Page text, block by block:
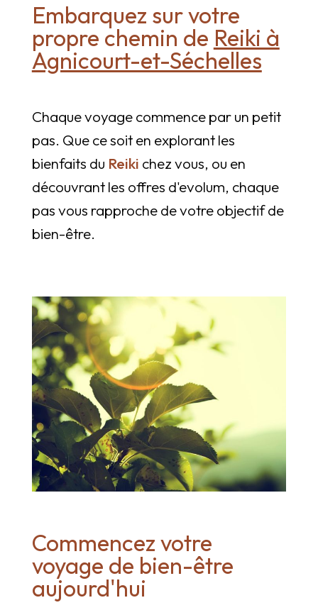
Embarquez sur votre
propre chemin de Reiki à
Agnicourt-et-Séchelles
Chaque voyage commence par un petit
pas. Que ce soit en explorant les
bienfaits du Reiki chez vous, ou en
découvrant les offres d'evolum, chaque
pas vous rapproche de votre objectif de
bien-être.
Commencez votre
voyage de bien-être
aujourd'hui